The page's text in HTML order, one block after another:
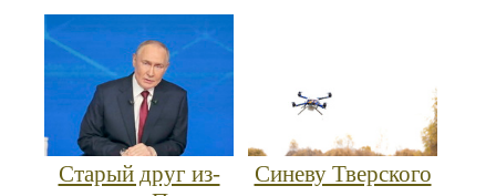
Старый друг из-
Синеву Тверского